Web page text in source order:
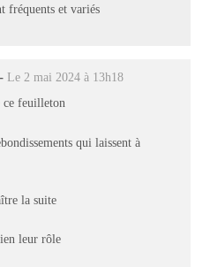
fréquents et variés
- Le 2 mai 2024 à 13h18
ce feuilleton
qui laissent à
la suite
leur rôle